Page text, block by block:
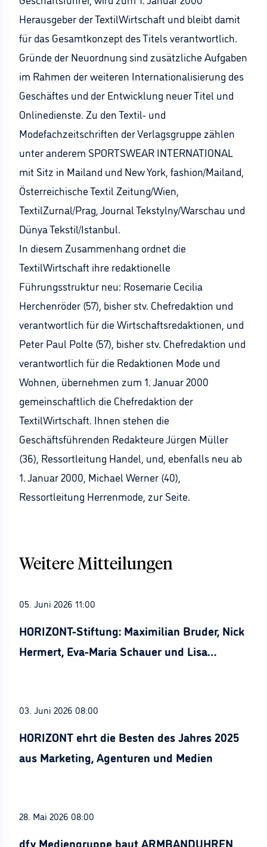
Herausgeber der TextilWirtschaft und bleibt damit
für das Gesamtkonzept des Titels verantwortlich.
Gründe der Neuordnung sind zusätzliche Aufgaben
im Rahmen der weiteren Internationalisierung des
Geschäftes und der Entwicklung neuer Titel und
Onlinedienste. Zu den Textil- und
Modefachzeitschriften der Verlagsgruppe zählen
unter anderem SPORTSWEAR INTERNATIONAL
mit Sitz in Mailand und New York, fashion/Mailand,
Österreichische Textil Zeitung/Wien,
TextilZurnal/Prag, Journal Tekstylny/Warschau und
Dünya Tekstil/Istanbul.
In diesem Zusammenhang ordnet die
TextilWirtschaft ihre redaktionelle
Führungsstruktur neu: Rosemarie Cecilia
Herchenröder (57), bisher stv. Chefredaktion und
verantwortlich für die Wirtschaftsredaktionen, und
Peter Paul Polte (57), bisher stv. Chefredaktion und
verantwortlich für die Redaktionen Mode und
Wohnen, übernehmen zum 1. Januar 2000
gemeinschaftlich die Chefredaktion der
TextilWirtschaft. Ihnen stehen die
Geschäftsführenden Redakteure Jürgen Müller
(36), Ressortleitung Handel, und, ebenfalls neu ab
1. Januar 2000, Michael Werner (40),
Ressortleitung Herrenmode, zur Seite.
Weitere Mitteilungen
05. Juni 2026 11:00
HORIZONT-Stiftung: Maximilian Bruder, Nick
Hermert, Eva-Maria Schauer und Lisa
03. Juni 2026 08:00
HORIZONT ehrt die Besten des Jahres 2025
aus Marketing, Agenturen und Medien
28. Mai 2026 08:00
dfv Mediengruppe baut ARMBANDUHREN